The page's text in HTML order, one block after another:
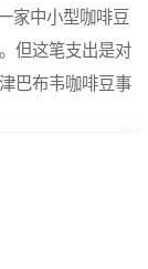
家中小型咖啡豆
但这笔支出是对
巴布韦咖啡豆事